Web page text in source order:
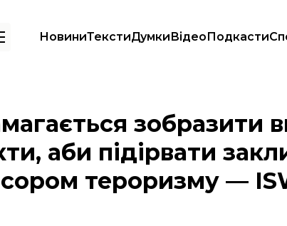
НовиниТекстиДумкиВідеоПодкасти
вибухи у Криму як теракти, аби підірвати заклики до
зобразити
аби підірвати
тероризму —